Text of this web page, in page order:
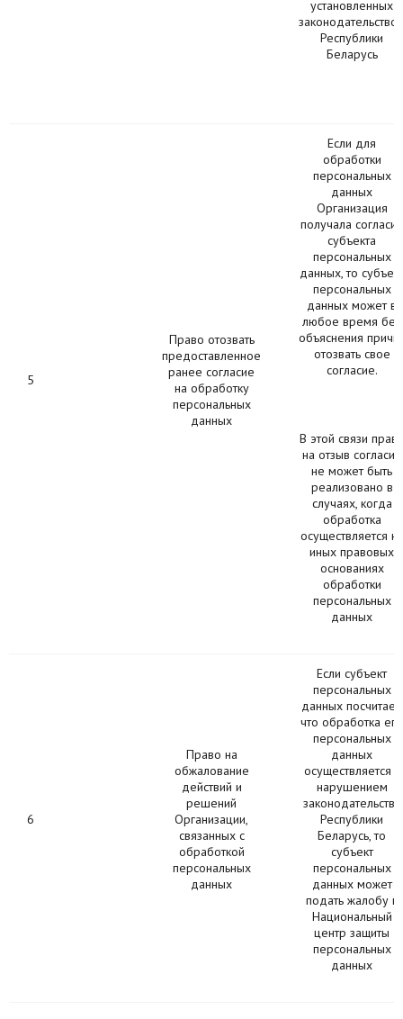
установленных
Республики
Беларусь
5
Право отозвать
предоставленное
ранее согласие
на обработку
персональных
данных
Если для
обработки
персональных
данных
Организация
получала согласие
субъекта
персональных
данных, то субъект
персональных
данных может в
любое время без
объяснения
отозвать свое
согласие.
В этой связи
на отзыв согласия
не может быть
реализовано в
случаях, когда
обработка
осуществляется на
иных правовых
основаниях
обработки
персональных
данных
6
Право на
обжалование
действий и
решений
Организации,
связанных с
обработкой
персональных
данных
Если субъект
персональных
данных посчитает,
что обработка его
персональных
данных
осуществляется с
нарушением
законодательства
Республики
Беларусь, то
субъект
персональных
данных может
подать жалобу в
Национальный
центр защиты
персональных
данных